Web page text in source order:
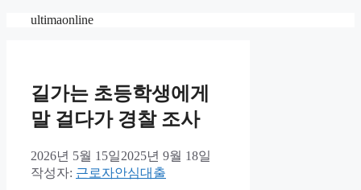
ultimaonline
길가는 초등학생에게
말 걸다가 경찰 조사
2026년 5월 15일2025년 9월 18일
작성자: 근로자안심대출